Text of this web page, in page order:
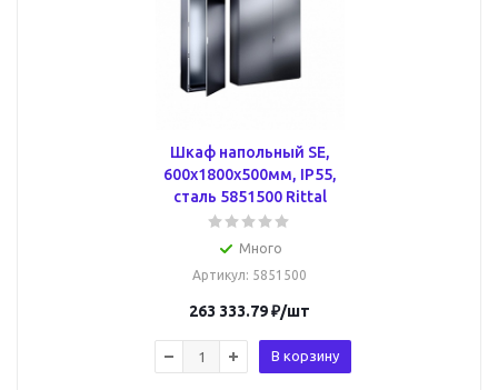
Шкаф напольный SE,
600x1800x500мм, IP55,
сталь 5851500 Rittal
Много
Артикул: 5851500
263 333.79₽/шт
В корзину